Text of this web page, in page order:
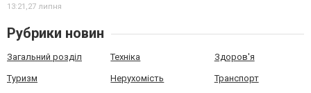
13:21,27 липня
Рубрики новин
Загальний розділ Техніка Здоров'я
Туризм Нерухомість Транспорт